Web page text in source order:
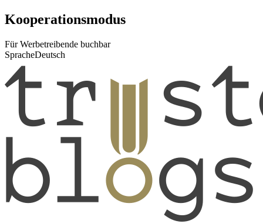
Kooperationsmodus
Für Werbetreibende buchbar
SpracheDeutsch